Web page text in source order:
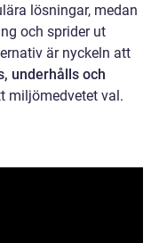
lösningar, medan
och sprider ut
är nyckeln att
underhålls och
miljömedvetet val.